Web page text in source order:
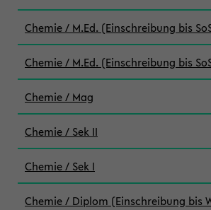
Chemie / M.Ed. (Einschreibung bis
Chemie / M.Ed. (Einschreibung bis
Chemie / Mag
Chemie / Sek II
Chemie / Sek I
Chemie / Diplom (Einschreibung bis